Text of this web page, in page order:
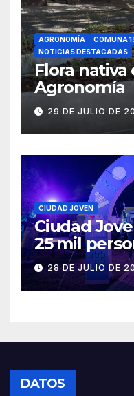
AGRONOMÍA COMUNA
NOTICIAS DESTACADAS
Flora
Agronomía
29 DE JULIO DE
CIUDAD JOVEN
Ciudad
25 mil
28 DE JULIO DE
DATOS